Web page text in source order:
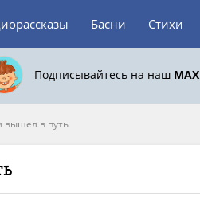
Басни Стихи
Подписывайтесь на наш MAX
вышел в путь